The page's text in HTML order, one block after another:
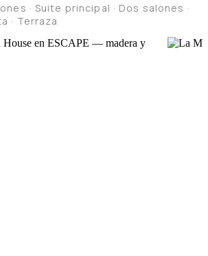
· Suite principal · Dos salones ·
· Terraza